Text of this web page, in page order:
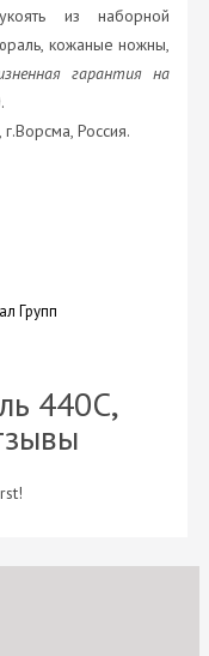
из наборной
кожаные ножны,
гарантия на
.
, г.Ворсма, Россия.
Групп
440C,